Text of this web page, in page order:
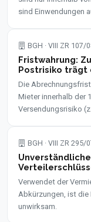
sind Einwendungen
BGH · VIII ZR 107/
Fristwahrung:
Postrisiko trägt
Die
Mieter innerhalb der
Versendungsrisiko
BGH · VIII ZR 295/
Verwendet der
Abkürzungen, ist die
unwirksam.